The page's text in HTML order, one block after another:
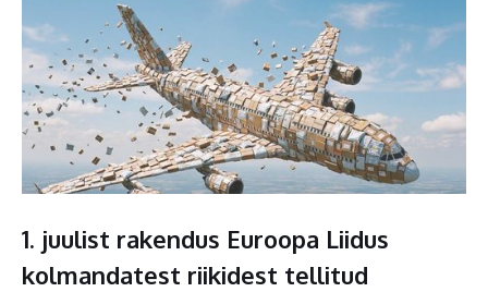
1. juulist rakendus Euroopa Liidus
kolmandatest riikidest tellitud